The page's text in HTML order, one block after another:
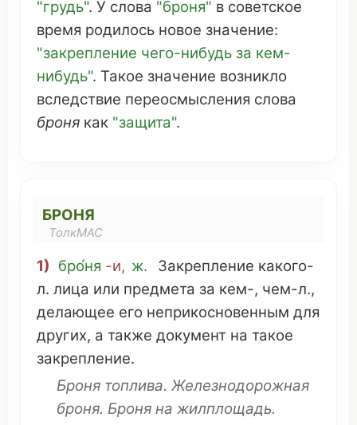
"грудь". У слова "броня" в советское
время родилось новое значение:
"закрепление чего-нибудь за кем-
нибудь". Такое значение возникло
вследствие переосмысления слова
броня как "защита".
БРОНЯ
ТолкМАС
1) бро́ня -и, ж. Закрепление какого-
л. лица или предмета за кем-, чем-л.,
делающее его неприкосновенным для
других, а также документ на такое
закрепление.
Броня топлива. Железнодорожная
броня. Броня на жилплощадь.